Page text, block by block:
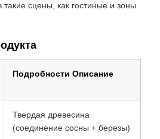
сцены, как гостиные и зоны
Подробности Описание
Твердая древесина
(соединение сосны + березы)